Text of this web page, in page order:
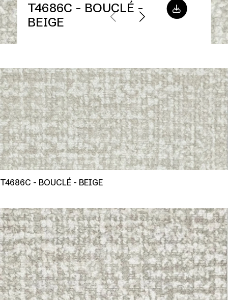
T4686C - BOUCLÉ -
BEIGE
T4686C - BOUCLÉ - BEIGE